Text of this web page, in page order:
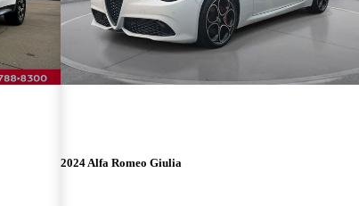
2024 Alfa Romeo Giulia